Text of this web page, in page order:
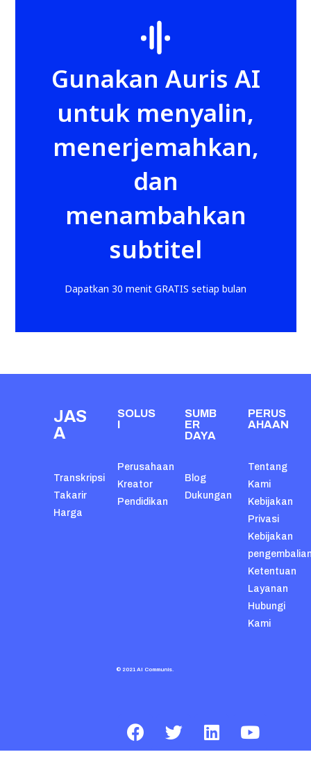
Gunakan Auris AI
untuk menyalin,
menerjemahkan,
dan
menambahkan
subtitel
Dapatkan 30 menit GRATIS setiap bulan
JAS
A
Transkripsi
Takarir
Harga
SOLUS
I
Perusahaan
Kreator
Pendidikan
SUMB
ER
DAYA
Blog
Dukungan
PERUS
AHAAN
Tentang
Kami
Kebijakan
Privasi
Kebijakan
Ketentuan
Layanan
Hubungi
Kami
© 2021 AI Communis.